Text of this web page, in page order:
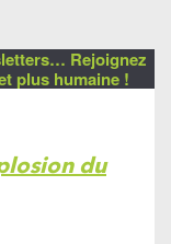
Rejoignez
plus humaine !
du